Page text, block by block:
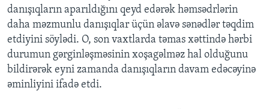
danışıqların aparıldığını qeyd edərək həmsədrlərin
daha məzmunlu danışıqlar üçün əlavə sənədlər təqdim
etdiyini söylədi. O, son vaxtlarda təmas xəttində hərbi
durumun gərginləşməsinin xoşagəlməz hal olduğunu
bildirərək eyni zamanda danışıqların davam edəcəyinə
əminliyini ifadə etdi.